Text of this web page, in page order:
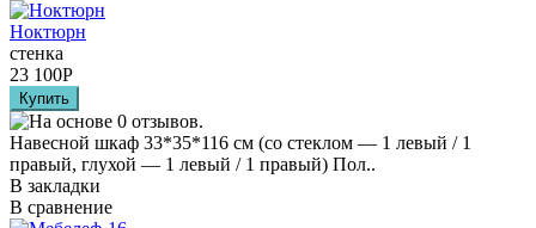
Ноктюрн
стенка
23 100Р
Навесной шкаф 33*35*116 см (со стеклом — 1 левый / 1
правый, глухой — 1 левый / 1 правый) Пол..
В закладки
В сравнение